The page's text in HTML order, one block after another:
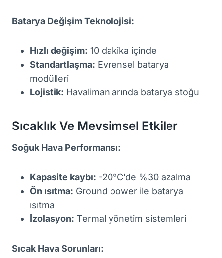
Batarya Değişim Teknolojisi:
Hızlı değişim: 10 dakika içinde
Standartlaşma: Evrensel batarya
modülleri
Lojistik: Havalimanlarında batarya stoğu
Sıcaklık Ve Mevsimsel Etkiler
Soğuk Hava Performansı:
Kapasite kaybı: -20°C’de %30 azalma
Ön ısıtma: Ground power ile batarya
ısıtma
İzolasyon: Termal yönetim sistemleri
Sıcak Hava Sorunları: